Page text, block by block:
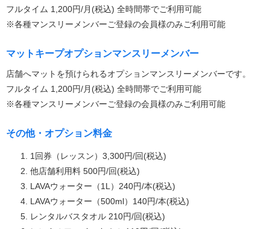
フルタイム 1,200円/月(税込) 全時間帯でご利用可能
※各種マンスリーメンバーご登録の会員様のみご利用可能
マットキープオプションマンスリーメンバー
店舗へマットを預けられるオプションマンスリーメンバーです。
フルタイム 1,200円/月(税込) 全時間帯でご利用可能
※各種マンスリーメンバーご登録の会員様のみご利用可能
その他・オプション料金
1回券（レッスン）3,300円/回(税込)
他店舗利用料 500円/回(税込)
LAVAウォーター（1L）240円/本(税込)
LAVAウォーター（500ml）140円/本(税込)
レンタルバスタオル 210円/回(税込)